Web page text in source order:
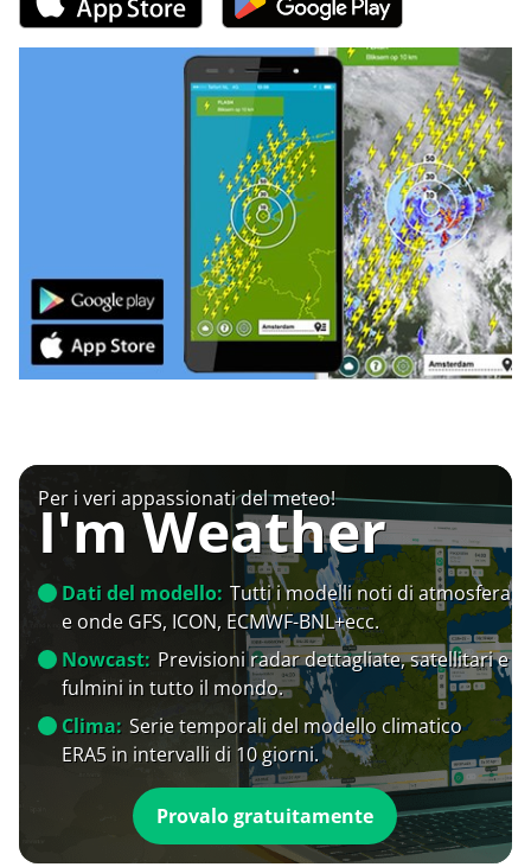
Per i veri appassionati del meteo!
I'm Weather
Dati del modello: Tutti i modelli noti di atmosfera
e onde GFS, ICON, ECMWF-BNL+ecc.
Nowcast: Previsioni radar dettagliate, satellitari e
fulmini in tutto il mondo.
Clima: Serie temporali del modello climatico
ERA5 in intervalli di 10 giorni.
Provalo gratuitamente